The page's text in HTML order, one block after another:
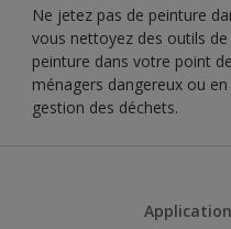
Ne jetez pas de peinture
vous nettoyez des outils
peinture dans votre point
ménagers dangereux ou
gestion des déchets.